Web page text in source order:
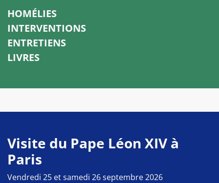
HOMÉLIES
INTERVENTIONS
ENTRETIENS
LIVRES
Visite du Pape Léon XIV à
Paris
Vendredi 25 et samedi 26 septembre 2026